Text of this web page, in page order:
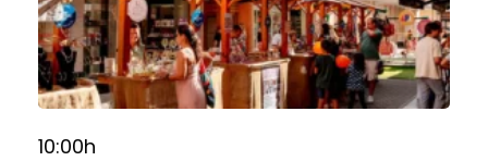
10:00h